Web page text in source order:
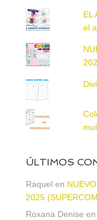
EL
el
ÚLTIMOS
Raquel en
2025
Roxana Denise en